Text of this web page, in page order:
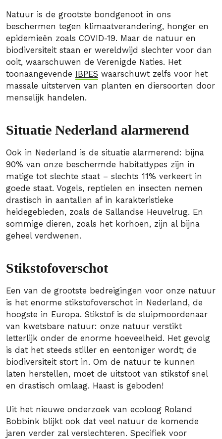
Natuur is de grootste bondgenoot in ons
beschermen tegen klimaatverandering, honger en
epidemieën zoals COVID-19. Maar de natuur en
biodiversiteit staan er wereldwijd slechter voor dan
ooit, waarschuwen de Verenigde Naties. Het
toonaangevende IBPES waarschuwt zelfs voor het
massale uitsterven van planten en diersoorten door
menselijk handelen.
Situatie Nederland alarmerend
Ook in Nederland is de situatie alarmerend: bijna
90% van onze beschermde habitattypes zijn in
matige tot slechte staat – slechts 11% verkeert in
goede staat. Vogels, reptielen en insecten nemen
drastisch in aantallen af in karakteristieke
heidegebieden, zoals de Sallandse Heuvelrug. En
sommige dieren, zoals het korhoen, zijn al bijna
geheel verdwenen.
Stikstofoverschot
Een van de grootste bedreigingen voor onze natuur
is het enorme stikstofoverschot in Nederland, de
hoogste in Europa. Stikstof is de sluipmoordenaar
van kwetsbare natuur: onze natuur verstikt
letterlijk onder de enorme hoeveelheid. Het gevolg
is dat het steeds stiller en eentoniger wordt; de
biodiversiteit stort in. Om de natuur te kunnen
laten herstellen, moet de uitstoot van stikstof snel
en drastisch omlaag. Haast is geboden!
Uit het nieuwe onderzoek van ecoloog Roland
Bobbink blijkt ook dat veel natuur de komende
jaren verder zal verslechteren. Specifiek voor